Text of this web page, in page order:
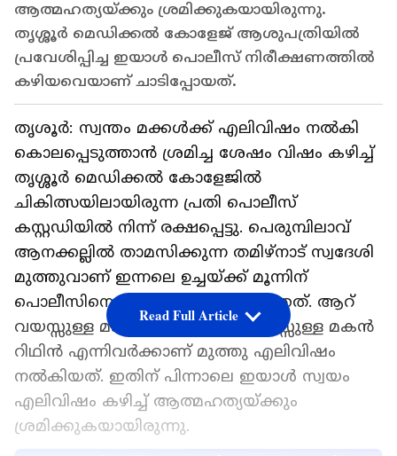
ആത്മഹത്യയ്ക്കും ശ്രമിക്കുകയായിരുന്നു.
തൃശ്ശൂർ മെഡിക്കൽ കോളേജ് ആശുപത്രിയിൽ
പ്രവേശിപ്പിച്ച ഇയാൾ പൊലീസ് നിരീക്ഷണത്തിൽ
കഴിയവെയാണ് ചാടിപ്പോയത്.
തൃശൂർ: സ്വന്തം മക്കൾക്ക് എലിവിഷം നൽകി
കൊലപ്പെടുത്താൻ ശ്രമിച്ച ശേഷം വിഷം കഴിച്ച്
തൃശ്ശൂർ മെഡിക്കൽ കോളേജിൽ
ചികിത്സയിലായിരുന്ന പ്രതി പൊലീസ്
കസ്റ്റഡിയിൽ നിന്ന് രക്ഷപ്പെട്ടു. പെരുമ്പിലാവ്
ആനക്കല്ലിൽ താമസിക്കുന്ന തമിഴ്നാട് സ്വദേശി
മുത്തുവാണ് ഇന്നലെ ഉച്ചയ്ക്ക് മൂന്നിന്
പൊലീസിനെ വെട്ടിച്ച് കടന്നുകളഞ്ഞത്. ആറ്
വയസ്സുള്ള മകൾ റിഥിക, ഏഴ് വയസ്സുള്ള മകൻ
റിഥിൻ എന്നിവർക്കാണ് മുത്തു എലിവിഷം
നൽകിയത്. ഇതിന് പിന്നാലെ ഇയാൾ സ്വയം
എലിവിഷം കഴിച്ച് ആത്മഹത്യയ്ക്കും
ശ്രമിക്കുകയായിരുന്നു.
Read Full Article